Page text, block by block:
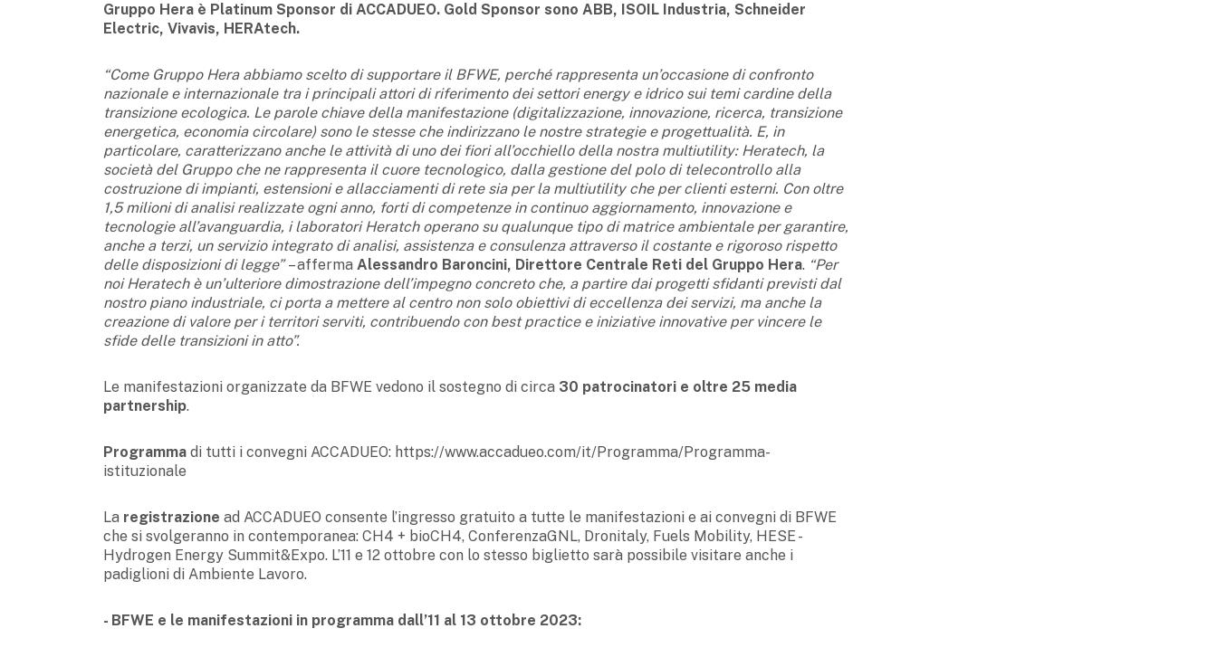
Gruppo Hera è Platinum Sponsor di ACCADUEO. Gold Sponsor sono ABB, ISOIL Industria, Schneider
Electric, Vivavis, HERAtech.
“Come Gruppo Hera abbiamo scelto di supportare il BFWE, perché rappresenta un’occasione di confronto
nazionale e internazionale tra i principali attori di riferimento dei settori energy e idrico sui temi cardine della
transizione ecologica. Le parole chiave della manifestazione (digitalizzazione, innovazione, ricerca, transizione
energetica, economia circolare) sono le stesse che indirizzano le nostre strategie e progettualità. E, in
particolare, caratterizzano anche le attività di uno dei fiori all’occhiello della nostra multiutility: Heratech, la
società del Gruppo che ne rappresenta il cuore tecnologico, dalla gestione del polo di telecontrollo alla
costruzione di impianti, estensioni e allacciamenti di rete sia per la multiutility che per clienti esterni. Con oltre
1,5 milioni di analisi realizzate ogni anno, forti di competenze in continuo aggiornamento, innovazione e
tecnologie all’avanguardia, i laboratori Heratch operano su qualunque tipo di matrice ambientale per garantire,
anche a terzi, un servizio integrato di analisi, assistenza e consulenza attraverso il costante e rigoroso rispetto
delle disposizioni di legge”– afferma Alessandro Baroncini, Direttore Centrale Reti del Gruppo Hera. “Per
noi Heratech è un’ulteriore dimostrazione dell’impegno concreto che, a partire dai progetti sfidanti previsti dal
nostro piano industriale, ci porta a mettere al centro non solo obiettivi di eccellenza dei servizi, ma anche la
creazione di valore per i territori serviti, contribuendo con best practice e iniziative innovative per vincere le
sfide delle transizioni in atto”.
Le manifestazioni organizzate da BFWE vedono il sostegno di circa 30 patrocinatori e oltre 25 media
partnership.
Programma di tutti i convegni ACCADUEO: https://www.accadueo.com/it/Programma/Programma-
istituzionale
La registrazione ad ACCADUEO consente l’ingresso gratuito a tutte le manifestazioni e ai convegni di BFWE
che si svolgeranno in contemporanea: CH4 + bioCH4, ConferenzaGNL, Dronitaly, Fuels Mobility, HESE -
Hydrogen Energy Summit&Expo. L’11 e 12 ottobre con lo stesso biglietto sarà possibile visitare anche i
padiglioni di Ambiente Lavoro.
- BFWE e le manifestazioni in programma dall’11 al 13 ottobre 2023: